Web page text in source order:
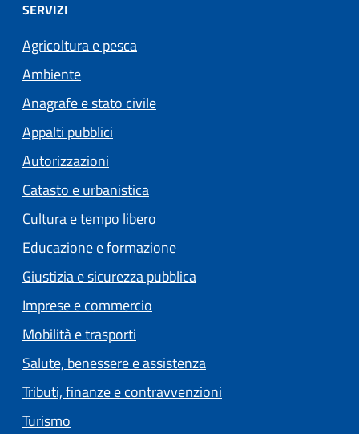
SERVIZI
Agricoltura e pesca
Ambiente
Anagrafe e stato civile
Appalti pubblici
Autorizzazioni
Catasto e urbanistica
Cultura e tempo libero
Educazione e formazione
Giustizia e sicurezza pubblica
Imprese e commercio
Mobilità e trasporti
Salute, benessere e assistenza
Tributi, finanze e contravvenzioni
Turismo